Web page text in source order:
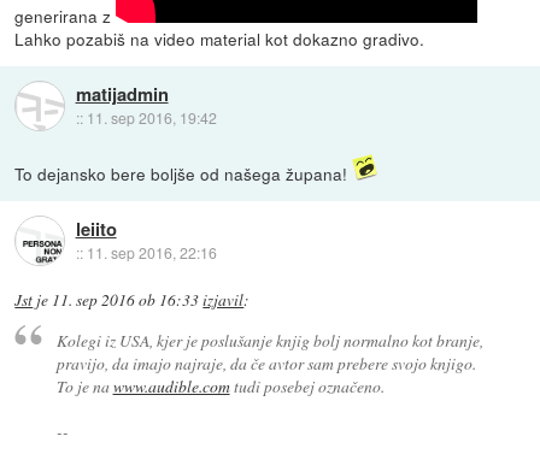
generirana z
Lahko pozabiš na video material kot dokazno gradivo.
matijadmin
:: 11. sep 2016, 19:42
To dejansko bere boljše od našega župana!
leiito
:: 11. sep 2016, 22:16
Jst je 11. sep 2016 ob 16:33izjavil:
Kolegi iz USA, kjer je poslušanje knjig bolj normalno kot branje,
pravijo, da imajo najraje, da če avtor sam prebere svojo knjigo.
To je nawww.audible.comtudi posebej označeno.
--